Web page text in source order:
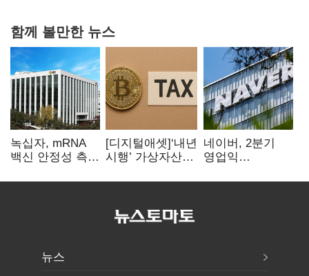
함께 볼만한 뉴스
녹십자, mRNA
백신 안정성 측정
[디지털애셋]‘내년
시행’ 가상자산
문턱 넘을까
네이버, 2분기
영업익
전년비 0.2%
뉴스